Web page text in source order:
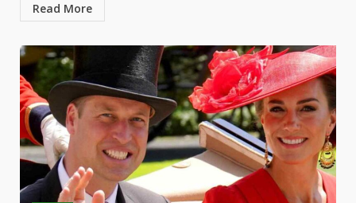
Read More